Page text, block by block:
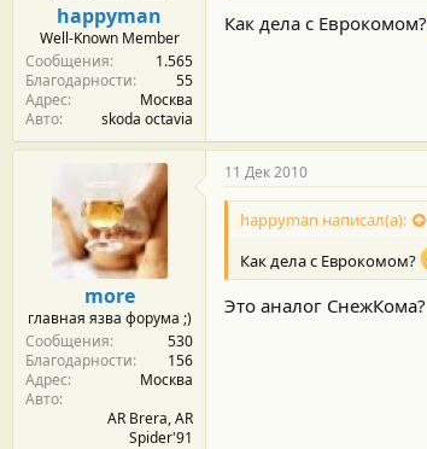
happyman
Well-Known Member
Сообщения
1.565
Благодарности
55
Адрес
Москва
Авто
skoda octavia
Как дела с Еврокомом?
more
главная язва форума ;)
Сообщения
530
Благодарности
156
Адрес
Москва
Авто
AR Brera, AR
Spider'91
11 Дек 2010
happyman написал(а):
Как дела с Еврокомом?
Это аналог СнежКома?